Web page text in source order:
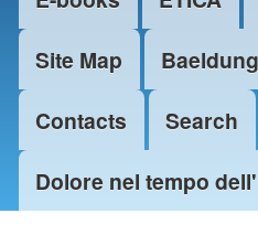
Main menu
Site Map
Baeldung
Contacts
Search
Dolore nel tempo